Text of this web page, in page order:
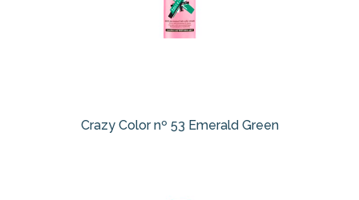
Crazy Color nº 53 Emerald Green